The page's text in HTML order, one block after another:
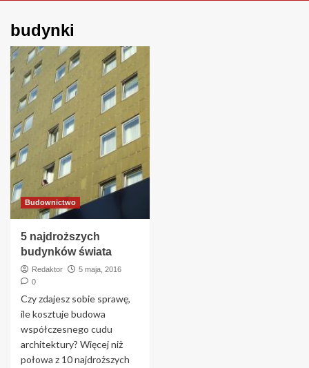
budynki
Budownictwo
5 najdroższych
budynków świata
Redaktor
5 maja, 2016
0
Czy zdajesz sobie sprawę,
ile kosztuje budowa
współczesnego cudu
architektury? Więcej niż
połowa z 10 najdroższych